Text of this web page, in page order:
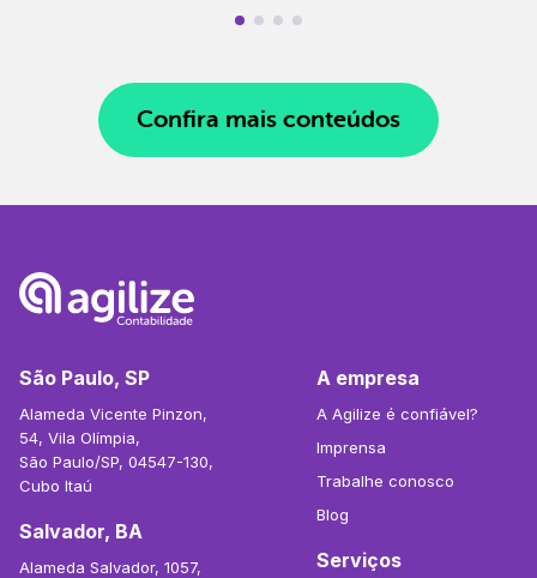
Confira mais conteúdos
São Paulo, SP
Alameda Vicente Pinzon,
54, Vila Olímpia,
São Paulo/SP, 04547-130,
Cubo Itaú
Salvador, BA
Alameda Salvador, 1057,
A empresa
A Agilize é confiável?
Imprensa
Trabalhe conosco
Blog
Serviços